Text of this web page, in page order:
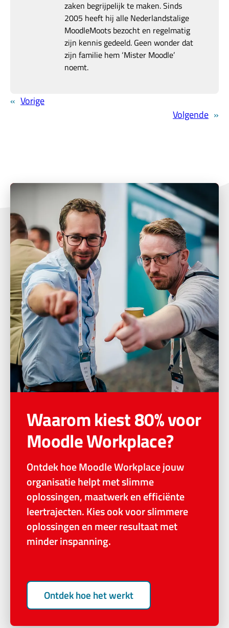
zaken begrijpelijk te maken. Sinds
2005 heeft hij alle Nederlandstalige
MoodleMoots bezocht en regelmatig
zijn kennis gedeeld. Geen wonder dat
zijn familie hem ‘Mister Moodle’
noemt.
« Vorige
Volgende »
Waarom kiest 80% voor
Moodle Workplace?
Ontdek hoe Moodle Workplace jouw
organisatie helpt met slimme
oplossingen, maatwerk en efficiënte
leertrajecten. Kies ook voor slimmere
oplossingen en meer resultaat met
minder inspanning.
Ontdek hoe het werkt